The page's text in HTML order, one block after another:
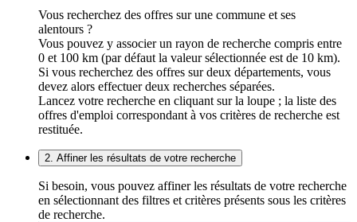
Vous recherchez des offres sur une commune et ses
alentours ?
Vous pouvez y associer un rayon de recherche compris entre
0 et 100 km (par défaut la valeur sélectionnée est de 10 km).
Si vous recherchez des offres sur deux départements, vous
devez alors effectuer deux recherches séparées.
Lancez votre recherche en cliquant sur la loupe ; la liste des
offres d'emploi correspondant à vos critères de recherche est
restituée.
2. Affiner les résultats de votre recherche
Si besoin, vous pouvez affiner les résultats de votre recherche
en sélectionnant des filtres et critères présents sous les critères
de recherche.